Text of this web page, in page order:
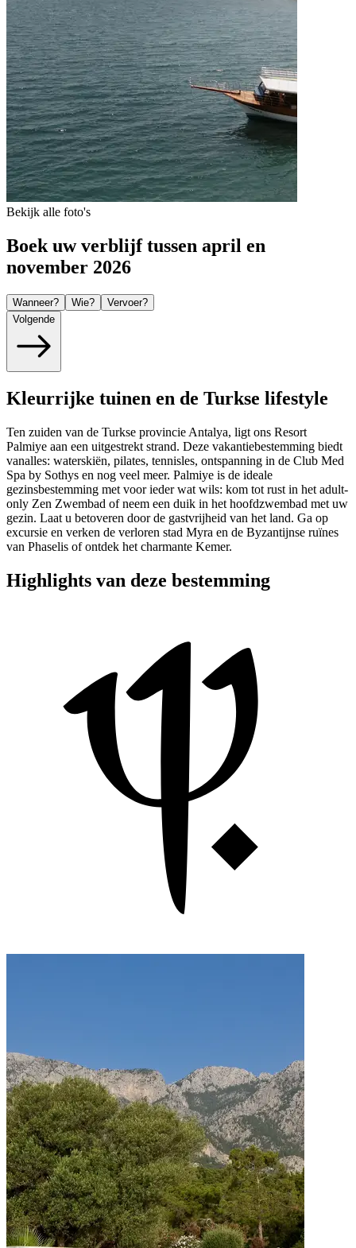
Bekijk alle foto's
Boek uw verblijf tussen april en
november 2026
Wanneer? Wie?
Vervoer?
Volgende
Kleurrijke tuinen en de Turkse lifestyle
Ten zuiden van de Turkse provincie Antalya, ligt ons Resort
Palmiye aan een uitgestrekt strand. Deze vakantiebestemming biedt
vanalles: waterskiën, pilates, tennisles, ontspanning in de Club Med
Spa by Sothys en nog veel meer. Palmiye is de ideale
gezinsbestemming met voor ieder wat wils: kom tot rust in het adult-
only Zen Zwembad of neem een duik in het hoofdzwembad met uw
gezin. Laat u betoveren door de gastvrijheid van het land. Ga op
excursie en verken de verloren stad Myra en de Byzantijnse ruïnes
van Phaselis of ontdek het charmante Kemer.
Highlights van deze bestemming